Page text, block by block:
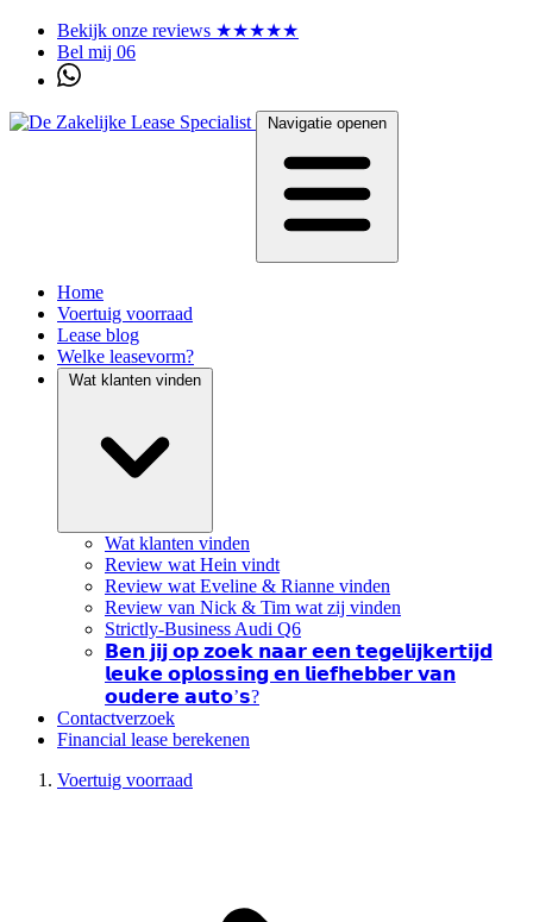
Bekijk onze reviews ★★★★★
Bel mij 06
Navigatie openen
Home
Voertuig voorraad
Lease blog
Welke leasevorm?
Wat klanten vinden
Wat klanten vinden
Review wat Hein vindt
Review wat Eveline & Rianne vinden
Review van Nick & Tim wat zij vinden
Strictly-Business Audi Q6
𝗕𝗲𝗻 𝗷𝗶𝗷 𝗼𝗽 𝘇𝗼𝗲𝗸 𝗻𝗮𝗮𝗿 𝗲𝗲𝗻 𝘁𝗲𝗴𝗲𝗹𝗶𝗷𝗸𝗲𝗿𝘁𝗶𝗷𝗱
𝗹𝗲𝘂𝗸𝗲 𝗼𝗽𝗹𝗼𝘀𝘀𝗶𝗻𝗴 𝗲𝗻 𝗹𝗶𝗲𝗳𝗵𝗲𝗯𝗯𝗲𝗿 𝘃𝗮𝗻
𝗼𝘂𝗱𝗲𝗿𝗲 𝗮𝘂𝘁𝗼’𝘀?
Contactverzoek
Financial lease berekenen
Voertuig voorraad